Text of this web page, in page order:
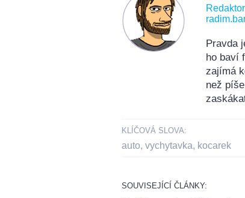
Pravda
ho baví
zajímá
než
KLÍČOVÁ SLOVA:
auto, vychytavka, kocarek
SOUVISEJÍCÍ ČLÁNKY: